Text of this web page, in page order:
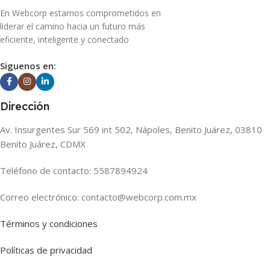
En Webcorp estamos comprometidos en
liderar el camino hacia un futuro más
eficiente, inteligente y conectado
Siguenos en:
Dirección
Av. Insurgentes Sur 569 int 502, Nápoles, Benito Juárez, 03810
Benito Juárez, CDMX
Teléfono de contacto: 5587894924
Correo electrónico: contacto@webcorp.com.mx
Términos y condiciones
Políticas de privacidad